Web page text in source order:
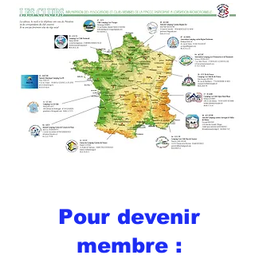
Pour devenir
membre :